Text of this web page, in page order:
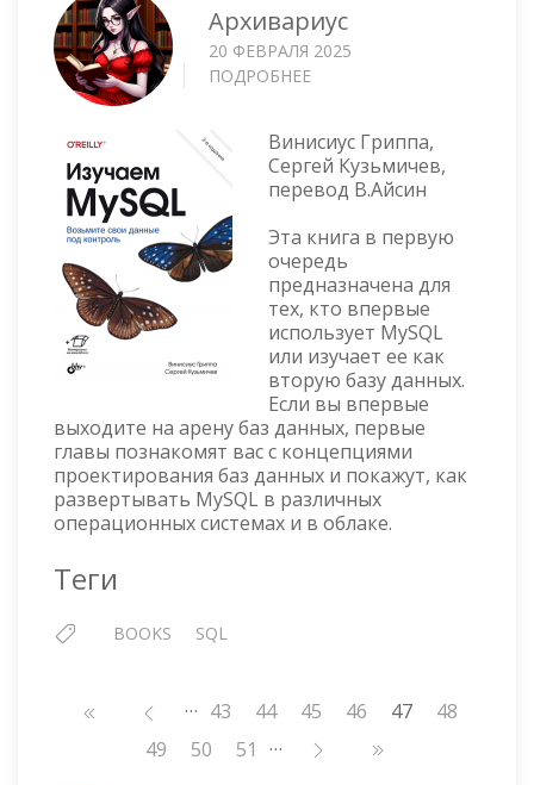
Архивариус
20 ФЕВРАЛЯ 2025
ПОДРОБНЕЕ
ВТОРОЕ
ИЗДАНИЕ
Винисиус Гриппа,
Сергей Кузьмичев,
перевод В.Айсин
Эта книга в первую
очередь
предназначена для
тех, кто впервые
использует MySQL
или изучает ее как
вторую базу данных.
Если вы впервые
выходите на арену баз данных, первые
главы познакомят вас с концепциями
проектирования баз данных и покажут, как
развертывать MySQL в различных
операционных системах и в облаке.
Теги
BOOKS SQL
Нумерация
страниц
… Страница
43 Страница
44 Страница
45 Страница
46 47 Страница
48
Страница
49 Страница
50 Страница
51 …